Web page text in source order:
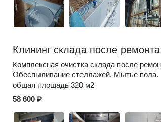
Клининг склада после ремонта
Комплексная очистка склада после
Обеспыливание стеллажей. Мытье пола.
общая площадь 320 м2
58 600 ₽